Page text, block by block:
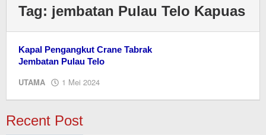
Tag: jembatan Pulau Telo Kapuas
Kapal Pengangkut Crane Tabrak
Jembatan Pulau Telo
UTAMA 1 Mei 2024
Recent Post